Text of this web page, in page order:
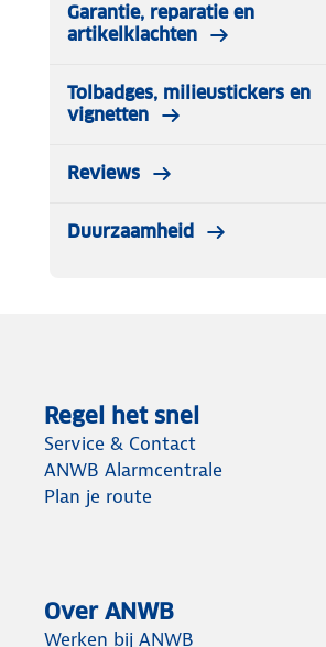
Garantie, reparatie en
artikelklachten
Tolbadges, milieustickers en
vignetten
Reviews
Duurzaamheid
Regel het snel
Service & Contact
ANWB Alarmcentrale
Plan je route
Over ANWB
Werken bij ANWB